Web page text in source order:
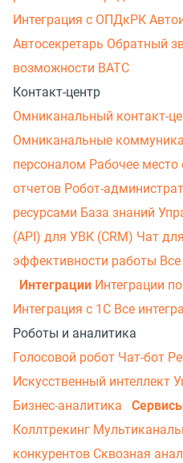
Интеграция с ОПДкРК
Автосекретарь Обратный
возможности ВАТС
Контакт-центр
Омниканальный контакт-
Омниканальные
персоналом Рабочее место
отчетов Робот-
ресурсами База знаний
(API) для УВК (CRM) Чат
эффективности работы
Интеграции Интеграции
Интеграция с 1С Все
Роботы и аналитика
Голосовой робот Чат-бот
Искусственный интеллект
Бизнес-аналитика
Коллтрекинг
конкурентов Сквозная